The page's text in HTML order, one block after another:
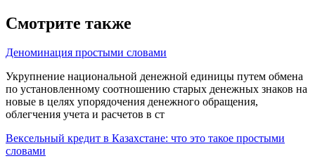
Смотрите также
Деноминация простыми словами
Укрупнение национальной денежной единицы путем обмена
по установ­ленному соотношению старых денежных знаков на
новые в целях упорядочения денежного обращения,
облегчения учета и расчетов в ст
Вексельный кредит в Казахстане: что это такое простыми
словами